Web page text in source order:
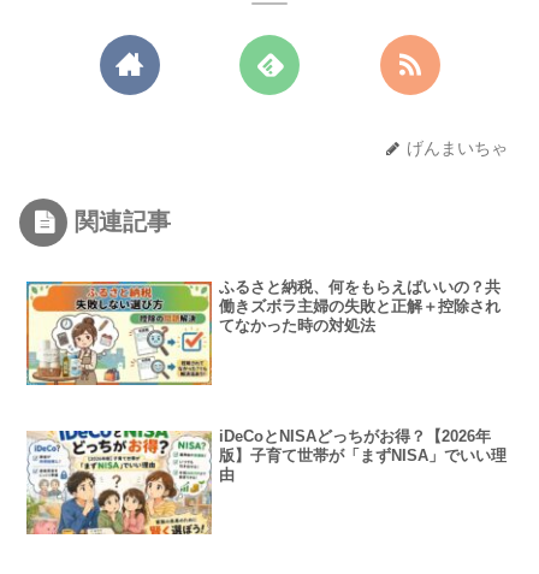
げんまいちゃ
関連記事
ふるさと納税、何をもらえばいいの？共
働きズボラ主婦の失敗と正解＋控除され
てなかった時の対処法
iDeCoとNISAどっちがお得？【2026年
版】子育て世帯が「まずNISA」でいい理
由